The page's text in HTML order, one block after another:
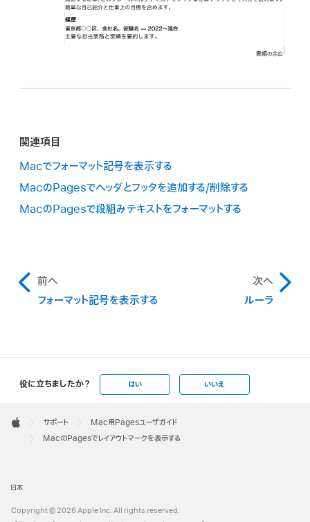
関連項目
Macでフォーマット記号を表示する
MacのPagesでヘッダとフッタを追加する/削除する
MacのPagesで段組みテキストをフォーマットする
前へ
フォーマット記号を表示する
次へ
ルーラ
役に立ちましたか？ はい いいえ
Footer

Apple
サポート
Mac用Pagesユーザガイド
MacのPagesでレイアウトマークを表示する
日本
Copyright © 2026 Apple Inc. All rights reserved.